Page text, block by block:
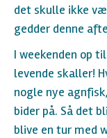
det skulle ikke
gedder denne
I weekenden op
levende skaller!
nogle nye
bider på. Så det
blive en tur med